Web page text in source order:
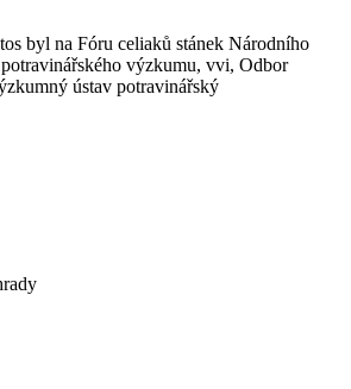
byl na Fóru celiaků stánek Národního
potravinářského výzkumu, vvi, Odbor
ústav potravinářský